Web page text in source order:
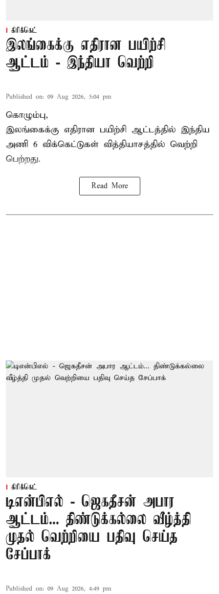
கிரிக்கெட்
இலங்கைக்கு எதிரான பயிற்சி
ஆட்டம் - இந்தியா வெற்றி
Published on: 09 Aug 2026, 5:04 pm
கொழும்பு,
இலங்கைக்கு எதிரான பயிற்சி ஆட்டத்தில் இந்திய
அணி 6 விக்கெட்டுகள் வித்தியாசத்தில் வெற்றி
பெற்றது.
Read More
கிரிக்கெட்
டிஎன்பிஎல் - ஜெகதீசன் அபார
ஆட்டம்... திண்டுக்கல்லை வீழ்த்தி
முதல் வெற்றியை பதிவு செய்த
சேப்பாக்
Published on: 09 Aug 2026, 4:49 pm